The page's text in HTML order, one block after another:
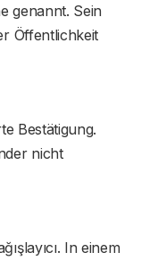
genannt. Sein
Öffentlichkeit
Bestätigung.
nicht
In einem